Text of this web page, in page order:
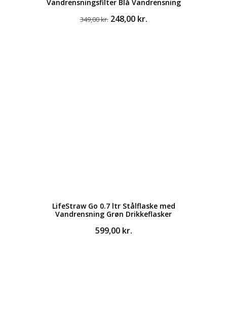
Vandrensningsfilter Blå Vandrensning
349,00kr. Den
248,00 kr.Den
LifeStraw Go 0.7 ltr Stålflaske med
Vandrensning Grøn Drikkeflasker
599,00 kr.